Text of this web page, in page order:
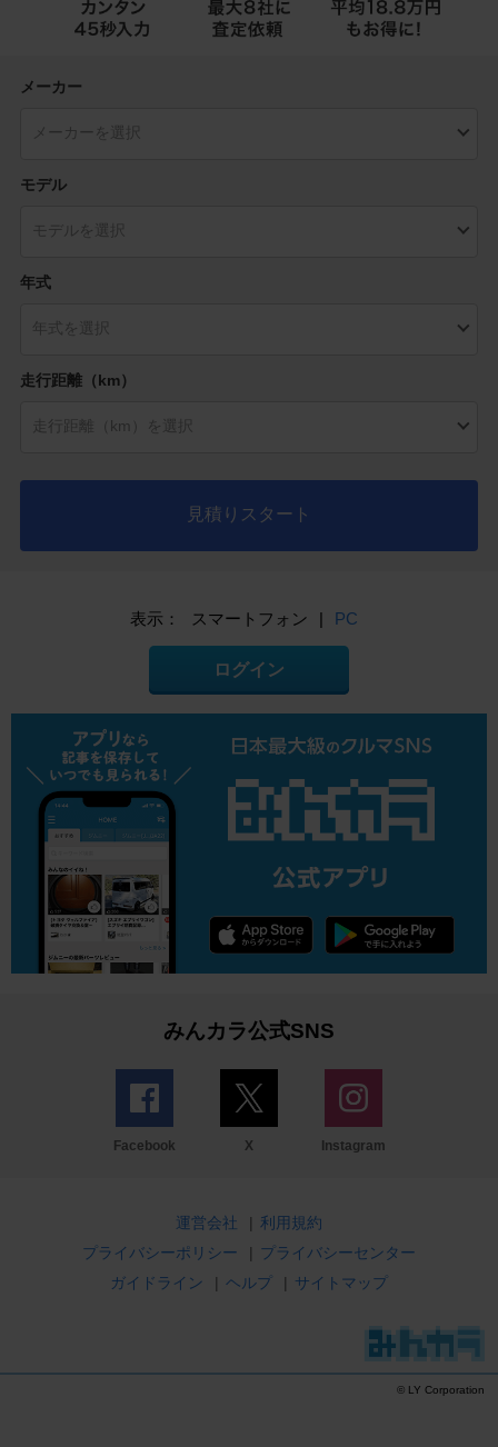
メーカー
モデル
年式
走行距離（km）
見積りスタート
表示： スマートフォン | PC
ログイン
みんカラ公式SNS
Facebook X Instagram
運営会社 | 利用規約
プライバシーポリシー
| プライバシーセンター
ガイドライン
| ヘルプ | サイトマップ
© LY Corporation